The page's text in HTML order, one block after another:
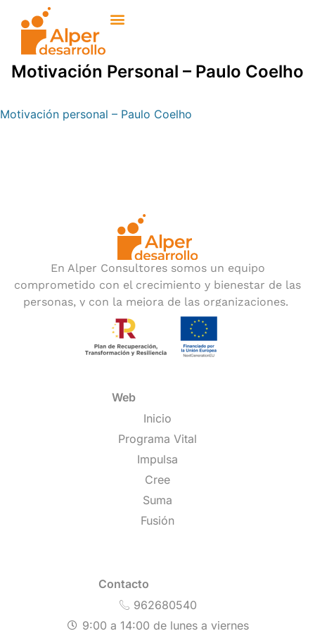
Motivación Personal – Paulo Coelho
Motivación personal – Paulo Coelho
En Alper Consultores somos un equipo
comprometido con el crecimiento y bienestar de las
personas, y con la mejora de las organizaciones.
Web
Inicio
Programa Vital
Impulsa
Cree
Suma
Fusión
Contacto
962680540
9:00 a 14:00 de lunes a viernes